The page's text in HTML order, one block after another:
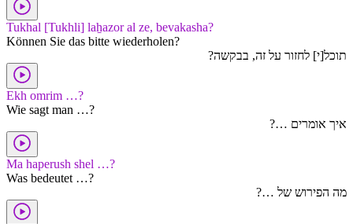
Tukhal [Tukhli] laẖazor al ze, bevakasha?
Können Sie das bitte wiederholen?
תוכל[י] לחזור על זה, בבקשה?
Ekh omrim …?
Wie sagt man …?
איך אומרים …?
Ma haperush shel …?
Was bedeutet …?
מה הפירוש של …?